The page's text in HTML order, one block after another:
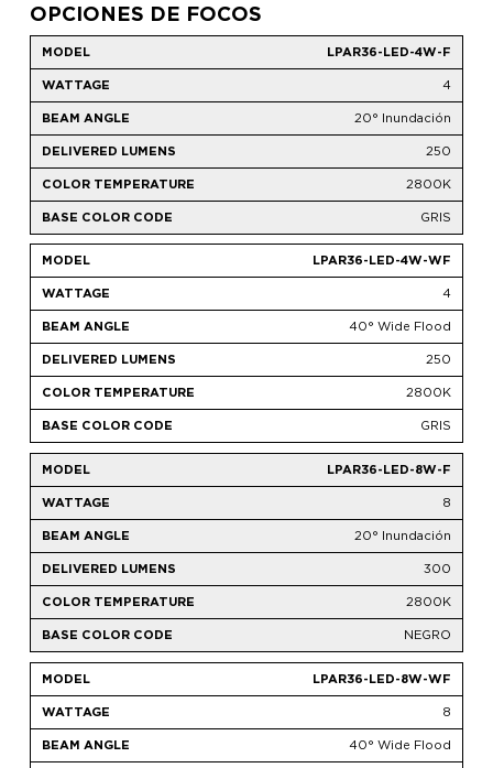
OPCIONES DE FOCOS
LPAR36-LED-4W-F
4
20° Inundación
250
2800K
GRIS
LPAR36-LED-4W-WF
4
40° Wide Flood
250
2800K
GRIS
LPAR36-LED-8W-F
8
20° Inundación
300
2800K
NEGRO
LPAR36-LED-8W-WF
8
40° Wide Flood